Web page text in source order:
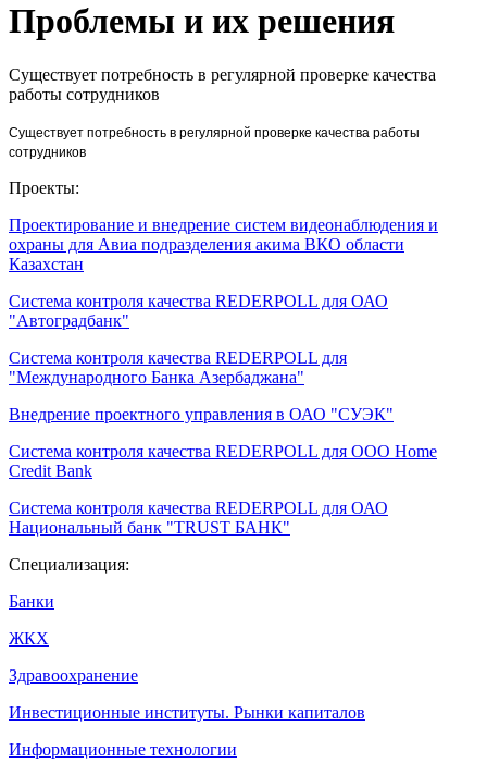
Проблемы и их решения
Существует потребность в регулярной проверке качества
работы сотрудников
Существует потребность в регулярной проверке качества работы
сотрудников
Проекты:
Проектирование и внедрение систем видеонаблюдения и
охраны для Авиа подразделения акима ВКО области
Казахстан
Система контроля качества REDERPOLL для ОАО
"Автоградбанк"
Система контроля качества REDERPOLL для
"Международного Банка Азербаджана"
Внедрение проектного управления в ОАО "СУЭК"
Система контроля качества REDERPOLL для ООО Home
Credit Bank
Система контроля качества REDERPOLL для ОАО
Национальный банк "TRUST БАНК"
Специализация:
Банки
ЖКХ
Здравоохранение
Инвестиционные институты. Рынки капиталов
Информационные технологии